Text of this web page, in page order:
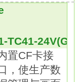
能(还可指定
通知位。
设定。
易学习的编
TC41-
置CF卡接
，使生产数